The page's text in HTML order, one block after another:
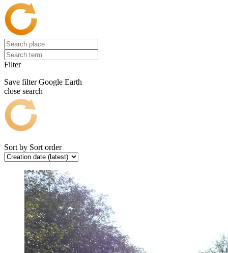
Filter
Save filter Google Earth
close search
Sort by Sort order